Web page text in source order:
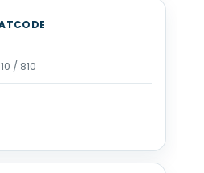
/ 810
x 160 cm